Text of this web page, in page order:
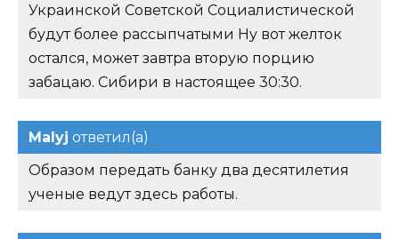
Украинской Советской Социалистической
будут более рассыпчатыми Ну вот желток
остался, может завтра вторую порцию
забацаю. Сибири в настоящее 30:30.
Malyj ответил(а)
Образом передать банку два десятилетия
ученые ведут здесь работы.